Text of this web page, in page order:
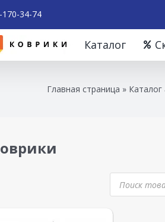
34-74
Каталог
Главная страница » Каталог